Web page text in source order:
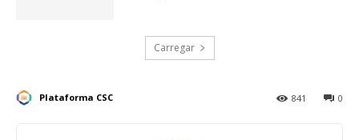
Carregar
Plataforma CSC 0
841